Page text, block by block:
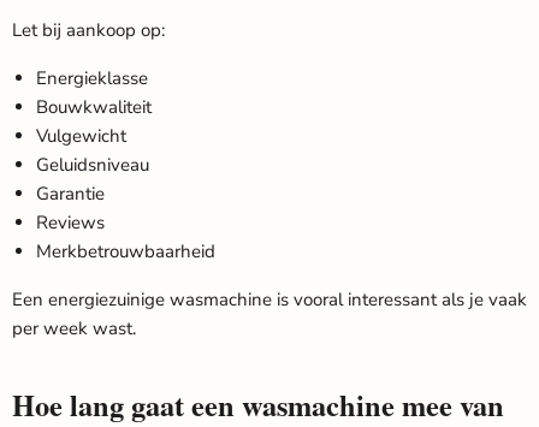
Let bij aankoop op:
Energieklasse
Bouwkwaliteit
Vulgewicht
Geluidsniveau
Garantie
Reviews
Merkbetrouwbaarheid
Een energiezuinige wasmachine is vooral interessant als je vaak
per week wast.
Hoe lang gaat een wasmachine mee van